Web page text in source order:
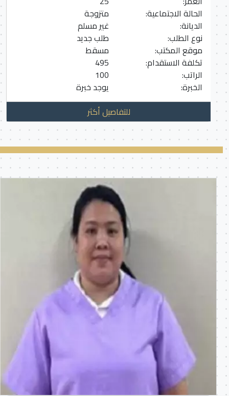
الحالة الاجتماعية:
متزوجة
الديانة:
غير مسلم
نوع الطلب:
طلب جديد
موقع المكتب:
مسقط
تكلفة الاستقدام:
495
الراتب:
100
الخبرة:
يوجد خبرة
للتفاصيل أكثر